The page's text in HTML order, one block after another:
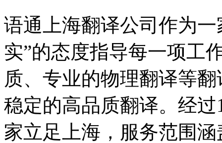
语通上海翻译公司作为
实”的态度指导每一项工
质、专业的物理翻译等
稳定的高品质翻译。经
家立足上海，服务范围